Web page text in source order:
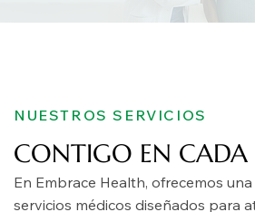
NUESTROS SERVICIOS
CONTIGO EN CADA
En Embrace Health, ofrecemos
servicios médicos diseñados para